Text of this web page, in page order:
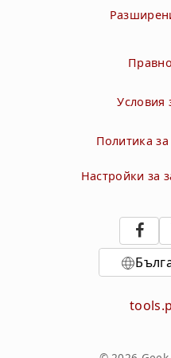
Условия
Политика
Настройки за